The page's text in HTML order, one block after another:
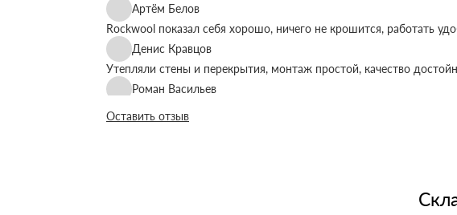
Артём Белов
Rockwool показал себя хорошо, ничего не крошится, работать
Денис Кравцов
Утепляли стены и перекрытия, монтаж простой, качество
Роман Васильев
Материал соответствует описанию, после утепления расходы на
Оставить отзыв